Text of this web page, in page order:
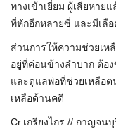
ทางเข้าเยี่ยม ผู้เสียหา
ที่หักอีกหลายซี่ และมีเลื
ส่วนการให้ความช่วยเห
อยู่ที่ค่อนข้างลำบาก ต้อ
และดูแลพ่อที่ช่วยเหลือต
เหลือด้านคดี
Cr.เกรียงไกร // กาญจนบุ